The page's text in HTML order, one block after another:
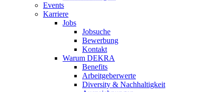
Events
Karriere
Jobs
Jobsuche
Bewerbung
Kontakt
Warum DEKRA
Benefits
Arbeitgeberwerte
Diversity & Nachhaltigkeit